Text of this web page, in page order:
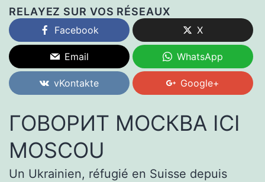
RELAYEZ SUR VOS RÉSEAUX
Facebook X
Email WhatsApp
vKontakte Google+
ГОВОРИТ МОСКВА ICI
MOSCOU
Un Ukrainien, réfugié en Suisse depuis